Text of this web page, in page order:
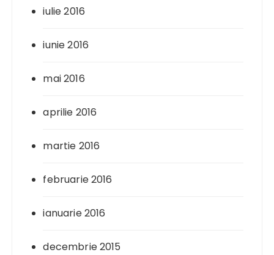
iulie 2016
iunie 2016
mai 2016
aprilie 2016
martie 2016
februarie 2016
ianuarie 2016
decembrie 2015